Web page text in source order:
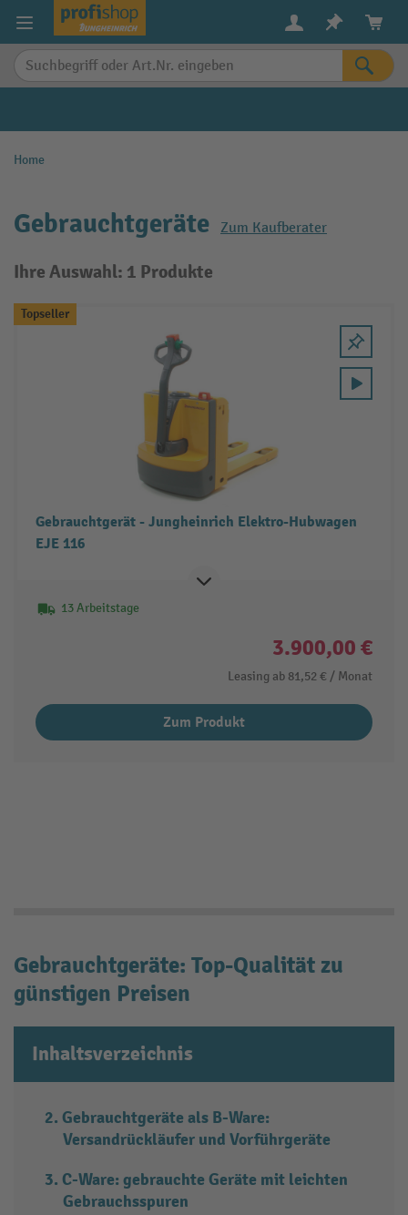
springen
Home
Gebrauchtgeräte Zum Kaufberater
Ihre Auswahl: 1 Produkte
Topseller
Gebrauchtgerät - Jungheinrich Elektro-Hubwagen
EJE 116
13 Arbeitstage
3.900,00 €
Leasing ab 81,52 € / Monat
Zum Produkt
Gebrauchtgeräte: Top-Qualität zu
günstigen Preisen
Inhaltsverzeichnis
Gebrauchtgeräte als B-Ware:
Versandrückläufer und Vorführgeräte
C-Ware: gebrauchte Geräte mit leichten
Gebrauchsspuren